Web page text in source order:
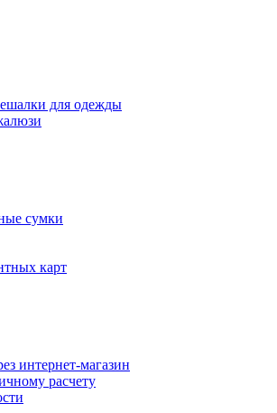
для одежды
сумки
карт
интернет-магазин
расчету